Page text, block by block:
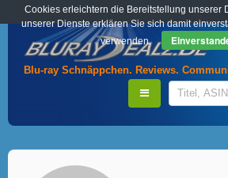
Blu-ray Schnäppchen. Reviews.
Cookies erleichtern die Bereitstellung unserer
unserer Dienste erklären Sie sich damit
verwenden.